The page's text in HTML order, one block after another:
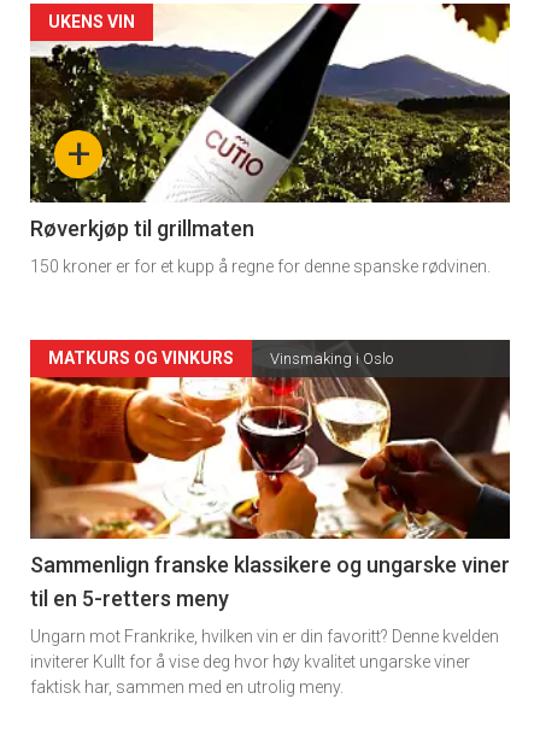
Forsiden
akkurat
nå
-
4
+
UKENS VIN
Røverkjøp til grillmaten
150 kroner er for et kupp å regne for denne spanske rødvinen.
Forsiden
akkurat
nå
-
5
MATKURS OG VINKURS Vinsmaking i Oslo
Sammenlign franske klassikere og ungarske viner
til en 5-retters meny
Ungarn mot Frankrike, hvilken vin er din favoritt? Denne kvelden
inviterer Kullt for å vise deg hvor høy kvalitet ungarske viner
faktisk har, sammen med en utrolig meny.